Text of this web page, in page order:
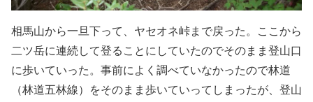
相馬山から一旦下って、ヤセオネ峠まで戻った。ここから
二ツ岳に連続して登ることにしていたのでそのまま登山口
に歩いていった。事前によく調べていなかったので林道
（林道五林線）をそのまま歩いていってしまったが、登山